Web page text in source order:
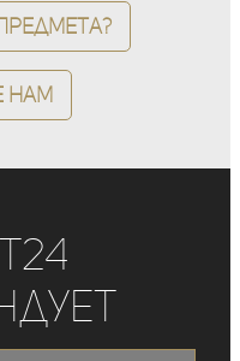
нам